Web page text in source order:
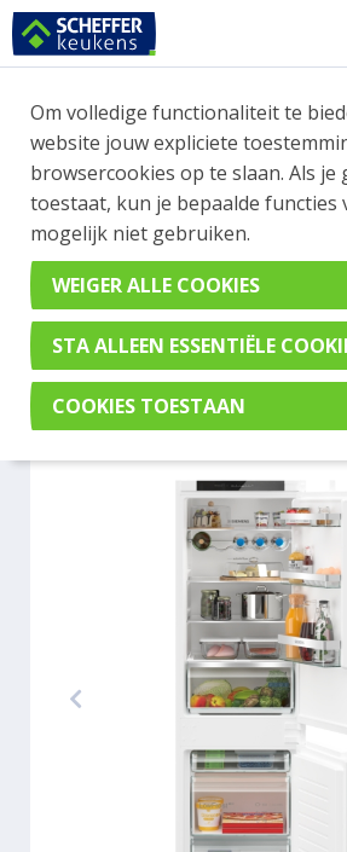
WEBSHOP BESTELLINGEN
Je kan tijdelijk geen bestelling
vast oriënteren? Vergelijk
en merken met elkaar. Klik hier
informatie.
Koel- vrieskast
SIEMENS
Om volledige functionaliteit te
website jouw expliciete
browsercookies op te slaan. Als je
toestaat, kun je bepaalde functies
mogelijk niet gebruiken.